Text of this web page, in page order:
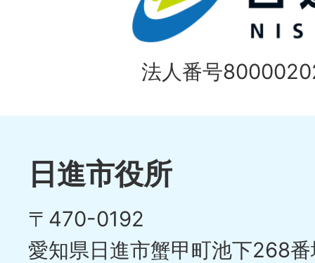
法人番号
日進市役所
〒470-0192
愛知県日進市蟹甲町池下268